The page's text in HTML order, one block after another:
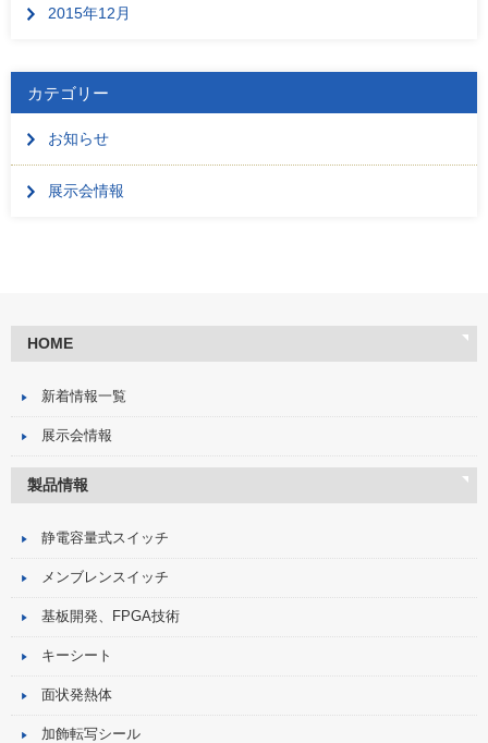
2015年12月
カテゴリー
お知らせ
展示会情報
HOME
新着情報一覧
展示会情報
製品情報
静電容量式スイッチ
メンブレンスイッチ
基板開発、FPGA技術
キーシート
面状発熱体
加飾転写シール